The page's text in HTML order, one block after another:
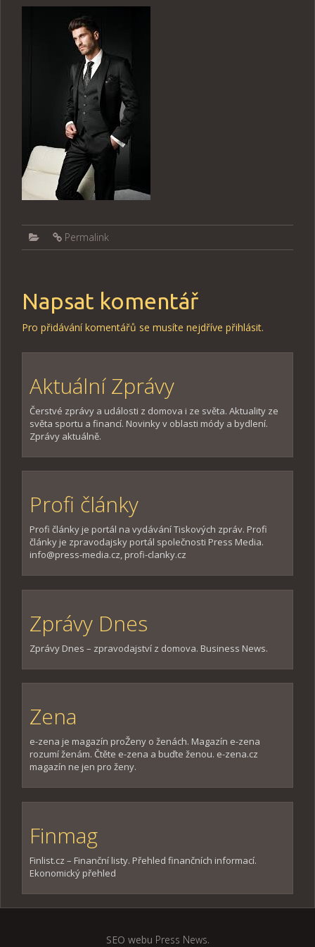
Permalink
Napsat komentář
Pro přidávání komentářů se musíte nejdříve přihlásit.
Aktuální Zprávy
Čerstvé zprávy a události z domova i ze světa. Aktuality ze
světa sportu a financí. Novinky v oblasti módy a bydlení.
Zprávy aktuálně.
Profi články
Profi články je portál na vydávání Tiskových zpráv. Profi
články je zpravodajsky portál společnosti Press Media.
info@press-media.cz, profi-clanky.cz
Zprávy Dnes
Zprávy Dnes – zpravodajství z domova. Business News.
Zena
e-zena je magazín proŽeny o ženách. Magazín e-zena
rozumí ženám. Čtěte e-zena a buďte ženou. e-zena.cz
magazín ne jen pro ženy.
Finmag
Finlist.cz – Finanční listy. Přehled finančních informací.
Ekonomický přehled
SEO webu Press News.